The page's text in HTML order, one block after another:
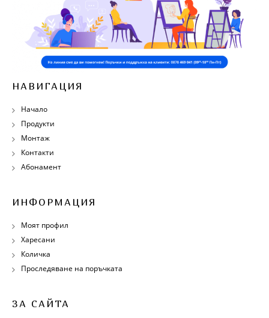
НАВИГАЦИЯ
Начало
Продукти
Монтаж
Контакти
Абонамент
ИНФОРМАЦИЯ
Моят профил
Харесани
Количка
Проследяване на поръчката
ЗА САЙТА